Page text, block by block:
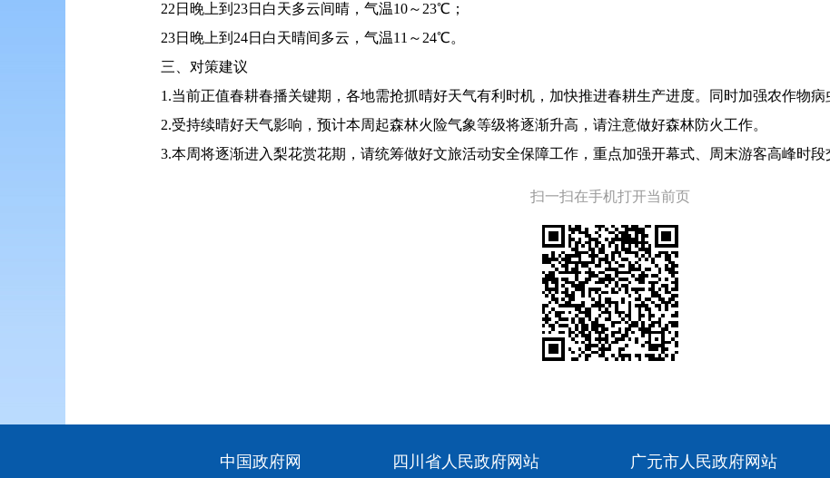
22日晚上到23日白天多云间晴，气温10～23℃；
23日晚上到24日白天晴间多云，气温11～24℃。
三、对策建议
1.当前正值春耕春播关键期，各地需抢抓晴好天气有利时机，加快推进春耕生产进度。同时加强农作物病
2.受持续晴好天气影响，预计本周起森林火险气象等级将逐渐升高，请注意做好森林防火工作。
3.本周将逐渐进入梨花赏花期，请统筹做好文旅活动安全保障工作，重点加强开幕式、周末游客高峰时段
扫一扫在手机打开当前页
中国政府网 四川省人民政府网站 广元市人民政府网站